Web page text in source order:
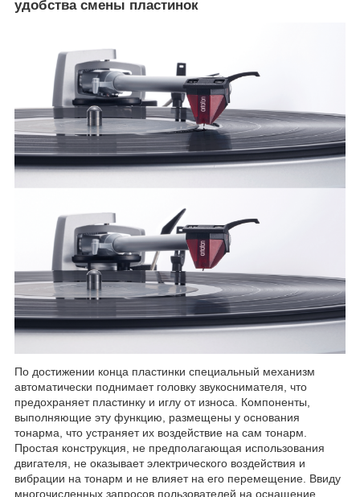
удобства смены пластинок
По достижении конца пластинки специальный механизм
автоматически поднимает головку звукоснимателя, что
предохраняет пластинку и иглу от износа. Компоненты,
выполняющие эту функцию, размещены у основания
тонарма, что устраняет их воздействие на сам тонарм.
Простая конструкция, не предполагающая использования
двигателя, не оказывает электрического воздействия и
вибрации на тонарм и не влияет на его перемещение. Ввиду
многочисленных запросов пользователей на оснащение